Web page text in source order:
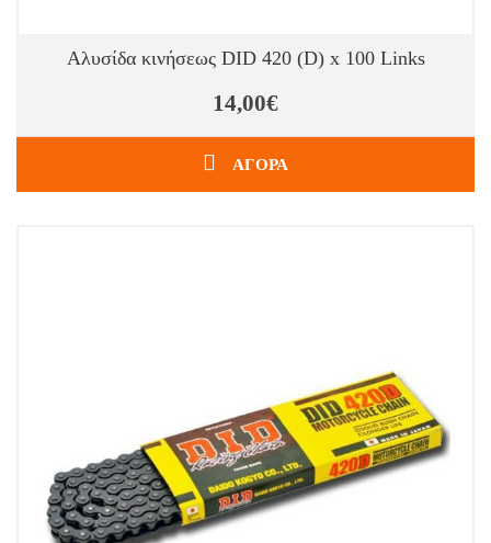
Αλυσίδα κινήσεως DID 420 (D) x 100 Links
14,00€
ΑΓΟΡΑ